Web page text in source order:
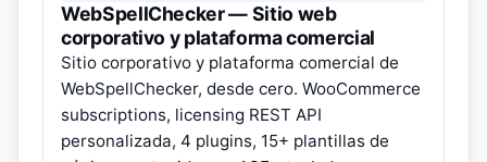
WebSpellChecker — Sitio web
corporativo y plataforma comercial
Sitio corporativo y plataforma comercial de
WebSpellChecker, desde cero. WooCommerce
subscriptions, licensing REST API
personalizada, 4 plugins, 15+ plantillas de